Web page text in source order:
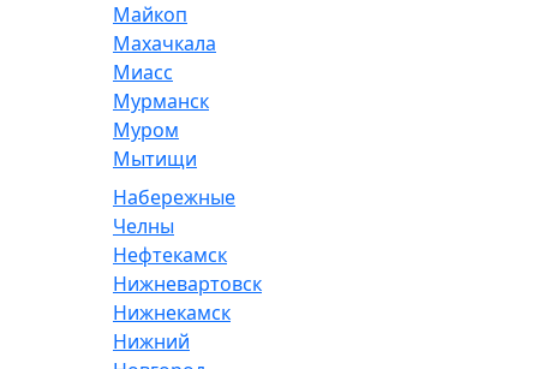
Майкоп
Махачкала
Миасс
Мурманск
Муром
Мытищи
Набережные
Челны
Нефтекамск
Нижневартовск
Нижнекамск
Нижний